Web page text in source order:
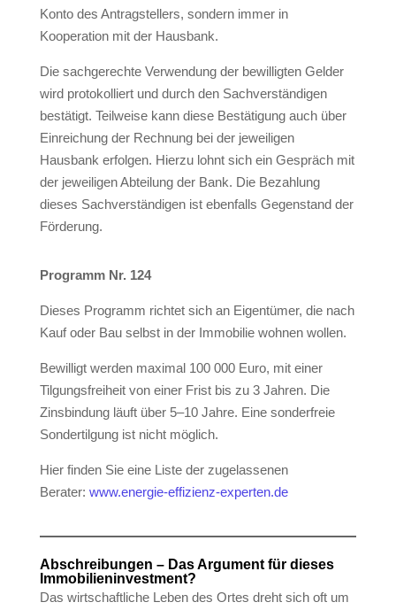
Konto des Antragstellers, sondern immer in
Kooperation mit der Hausbank.
Die sachgerechte Verwendung der bewilligten Gelder
wird protokolliert und durch den Sachverständigen
bestätigt. Teilweise kann diese Bestätigung auch über
Einreichung der Rechnung bei der jeweiligen
Hausbank erfolgen. Hierzu lohnt sich ein Gespräch mit
der jeweiligen Abteilung der Bank. Die Bezahlung
dieses Sachverständigen ist ebenfalls Gegenstand der
Förderung.
Programm Nr. 124
Dieses Programm richtet sich an Eigentümer, die nach
Kauf oder Bau selbst in der Immobilie wohnen wollen.
Bewilligt werden maximal 100 000 Euro, mit einer
Tilgungsfreiheit von einer Frist bis zu 3 Jahren. Die
Zinsbindung läuft über 5–10 Jahre. Eine sonderfreie
Sondertilgung ist nicht möglich.
Hier finden Sie eine Liste der zugelassenen
Berater: www.energie-effizienz-experten.de
Abschreibungen – Das Argument für dieses
Immobilieninvestment?
Das wirtschaftliche Leben des Ortes dreht sich oft um